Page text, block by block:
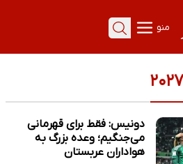
منو
دونیس: فقط برای قهرمانی
می‌جنگیم؛ وعده بزرگ به
هواداران عربستان